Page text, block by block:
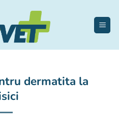
dermatita la